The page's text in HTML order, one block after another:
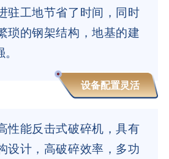
设备配置灵活
驻工地节省了时间，同时
琐的钢架结构，地基的建
性能反击式破碎机，具有
设计，高破碎效率，多功